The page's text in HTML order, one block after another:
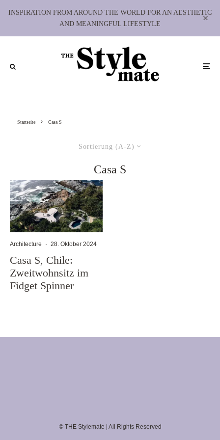
INSPIRATION FROM AROUND THE WORLD FOR AN AESTHETIC
AND MEANINGFUL LIFESTYLE
Startseite Casa S
Sortierung (A-Z)
Casa S
Architecture · 28. Oktober 2024
Casa S, Chile:
Zweitwohnsitz im
Fidget Spinner
© THE Stylemate | All Rights Reserved